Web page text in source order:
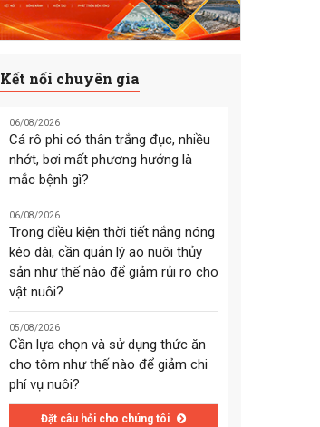
Kết nối chuyên gia
06/08/2026
Cá rô phi có thân trắng đục, nhiều
nhớt, bơi mất phương hướng là
mắc bệnh gì?
06/08/2026
Trong điều kiện thời tiết nắng nóng
kéo dài, cần quản lý ao nuôi thủy
sản như thế nào để giảm rủi ro cho
vật nuôi?
05/08/2026
Cần lựa chọn và sử dụng thức ăn
cho tôm như thế nào để giảm chi
phí vụ nuôi?
Đặt câu hỏi cho chúng tôi